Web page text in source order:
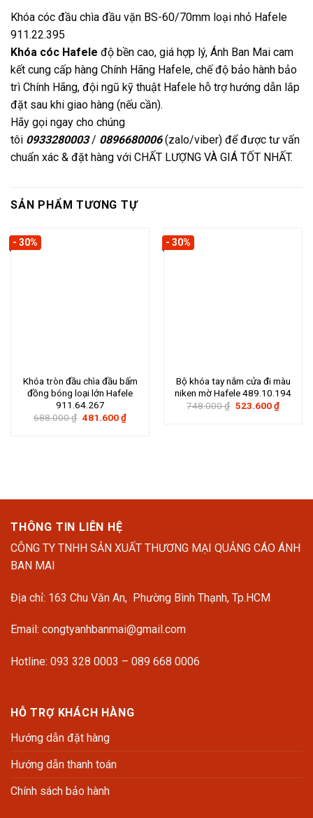
Khóa cóc đầu chìa đầu vặn BS-60/70mm loại nhỏ Hafele
911.22.395
Khóa cóc Hafele độ bền cao, giá hợp lý, Ánh Ban Mai cam
kết cung cấp hàng Chính Hãng Hafele, chế độ bảo hành bảo
trì Chính Hãng, đội ngũ kỹ thuật Hafele hỗ trợ hướng dẫn lắp
đặt sau khi giao hàng (nếu cần).
Hãy gọi ngay cho chúng
tôi 0933280003/ 0896680006(zalo/viber) để được tư vấn
chuẩn xác & đặt hàng với CHẤT LƯỢNG VÀ GIÁ TỐT NHẤT.
SẢN PHẨM TƯƠNG TỰ
- 30%
Khóa tròn đầu chìa đầu bấm
đồng bóng loại lớn Hafele
911.64.267
688.000₫ Giá
481.600₫Giá
hiện
- 30%
Bộ khóa tay nắm cửa đi màu
niken mờ Hafele 489.10.194
748.000₫ Giá
523.600₫Giá
hiện
THÔNG TIN LIÊN HỆ
CÔNG TY TNHH SẢN XUẤT THƯƠNG MẠI QUẢNG CÁO ÁNH
BAN MAI
Địa chỉ: 163 Chu Văn An, Phường Bình Thạnh, Tp.HCM
Email: congtyanhbanmai@gmail.com
Hotline: 093 328 0003 – 089 668 0006
HỖ TRỢ KHÁCH HÀNG
Hướng dẫn đặt hàng
Hướng dẫn thanh toán
Chính sách bảo hành